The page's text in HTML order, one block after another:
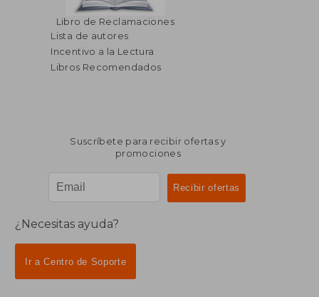
Libro de Reclamaciones
Lista de autores
Incentivo a la Lectura
Libros Recomendados
Suscríbete para recibir ofertas y
promociones
¿Necesitas ayuda?
Ir a Centro de Soporte